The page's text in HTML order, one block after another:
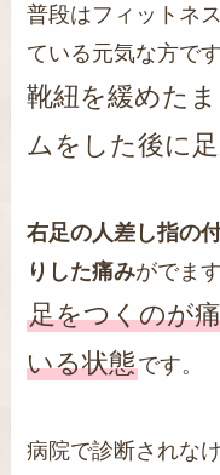
普段はフィットネ
ている元気な方です
靴紐を緩めた
ムをした後に
右足の人差し指の
りした痛みがでます
足をつくのが
いる状態です。
病院で診断されな